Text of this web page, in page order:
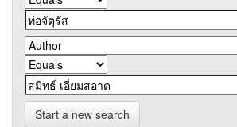
Start a new search